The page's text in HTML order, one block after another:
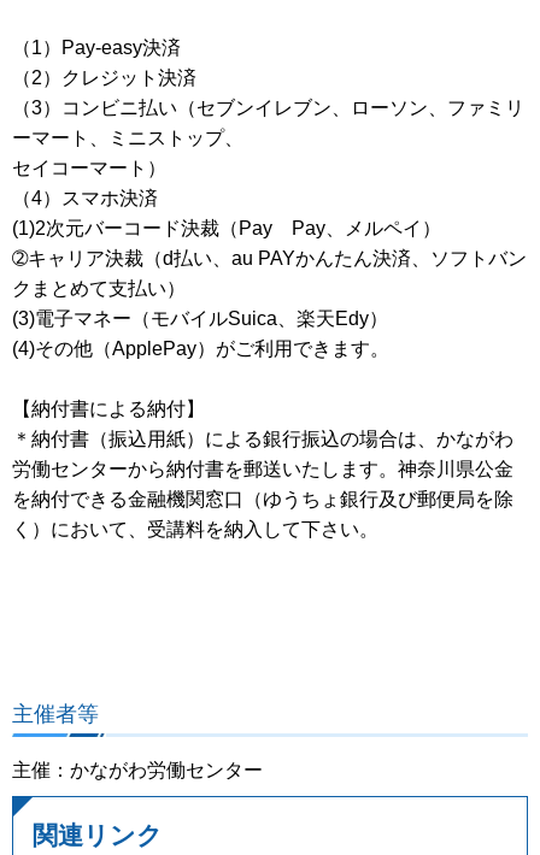
（1）Pay-easy決済
（2）クレジット決済
（3）コンビニ払い（セブンイレブン、ローソン、ファミリ
ーマート、ミニストップ、
セイコーマート）
（4）スマホ決済
(1)2次元バーコード決裁（Pay Pay、メルペイ）
➁キャリア決裁（d払い、au PAYかんたん決済、ソフトバン
クまとめて支払い）
(3)電子マネー（モバイルSuica、楽天Edy）
(4)その他（ApplePay）がご利用できます。
【納付書による納付】
＊納付書（振込用紙）による銀行振込の場合は、かながわ
労働センターから納付書を郵送いたします。神奈川県公金
を納付できる金融機関窓口（ゆうちょ銀行及び郵便局を除
く）において、受講料を納入して下さい。
主催者等
主催：かながわ労働センター
関連リンク